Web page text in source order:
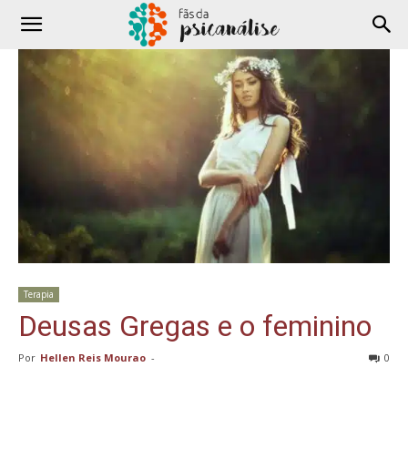
Terapia
Deusas Gregas e o feminino
Por Hellen Reis Mourao - 0